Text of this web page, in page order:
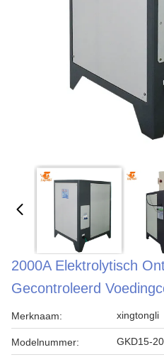
2000A Elektrolytisch
Gecontroleerd
Merknaam: xingtongli
Modelnummer: GKD15-